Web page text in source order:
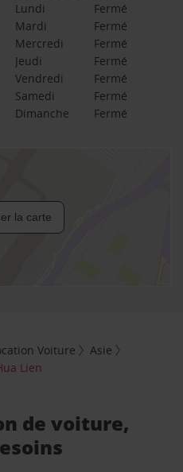
Lundi
Fermé
Mardi
Fermé
Mercredi
Fermé
Jeudi
Fermé
Vendredi
Fermé
Samedi
Fermé
Dimanche
Fermé
la carte
Voiture
Asie
Lien
de voiture,